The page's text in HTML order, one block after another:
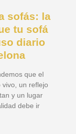
sofás: la
tu sofá
diario
que el
vivo, un reflejo
y un lugar
debe ir